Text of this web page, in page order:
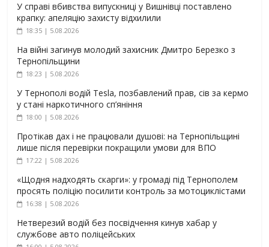
У справі вбивства випускниці у Вишнівці поставлено
крапку: апеляцію захисту відхилили
18:35 | 5.08.2026
На війні загинув молодий захисник Дмитро Березко з
Тернопільщини
18:23 | 5.08.2026
У Тернополі водій Tesla, позбавлений прав, сів за кермо
у стані наркотичного сп’яніння
18:00 | 5.08.2026
Протікав дах і не працювали душові: на Тернопільщині
лише після перевірки покращили умови для ВПО
17:22 | 5.08.2026
«Щодня надходять скарги»: у громаді під Тернополем
просять поліцію посилити контроль за мотоциклістами
16:38 | 5.08.2026
Нетверезий водій без посвідчення кинув хабар у
службове авто поліцейських